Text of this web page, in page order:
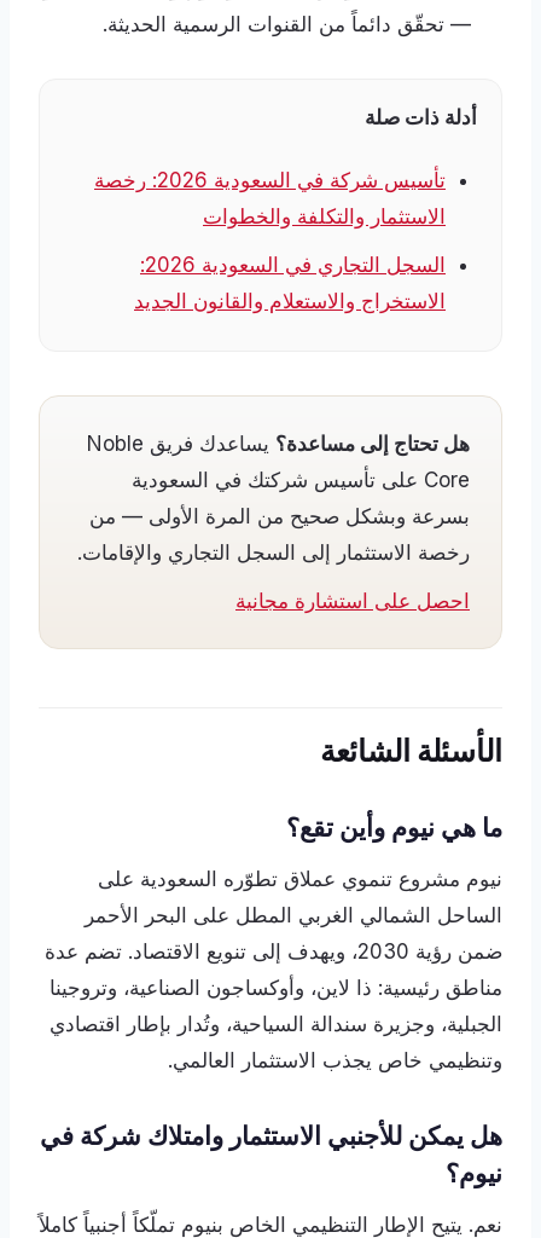
— تحقّق دائماً من القنوات الرسمية الحديثة.
أدلة ذات صلة
تأسيس شركة في السعودية 2026: رخصة
الاستثمار والتكلفة والخطوات
السجل التجاري في السعودية 2026:
الاستخراج والاستعلام والقانون الجديد
هل تحتاج إلى مساعدة؟
يساعدك فريق Noble
Core على تأسيس شركتك في السعودية
بسرعة وبشكل صحيح من المرة الأولى — من
رخصة الاستثمار إلى السجل التجاري والإقامات.
احصل على استشارة مجانية
الأسئلة الشائعة
ما هي نيوم وأين تقع؟
نيوم مشروع تنموي عملاق تطوّره السعودية على
الساحل الشمالي الغربي المطل على البحر الأحمر
ضمن رؤية 2030، ويهدف إلى تنويع الاقتصاد. تضم عدة
مناطق رئيسية: ذا لاين، وأوكساجون الصناعية، وتروجينا
الجبلية، وجزيرة سندالة السياحية، وتُدار بإطار اقتصادي
وتنظيمي خاص يجذب الاستثمار العالمي.
هل يمكن للأجنبي الاستثمار وامتلاك شركة في
نيوم؟
نعم. يتيح الإطار التنظيمي الخاص بنيوم تملّكاً أجنبياً كاملاً